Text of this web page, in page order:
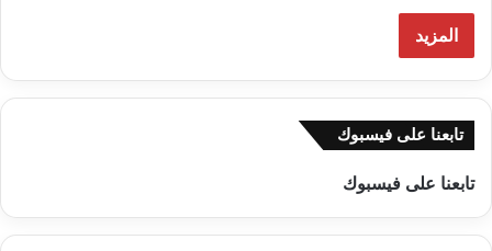
المزيد
تابعنا على فيسبوك
تابعنا على فيسبوك